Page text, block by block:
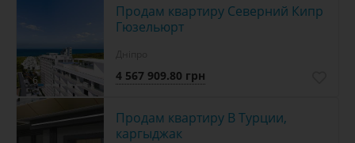
6
Продам квартиру Северний Кипр
Гюзельюрт
4 567 909.80 грн
Продам квартиру В Турции,
каргыджак